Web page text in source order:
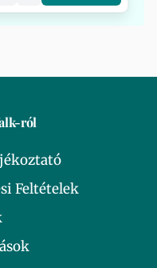
ról
Feltételek